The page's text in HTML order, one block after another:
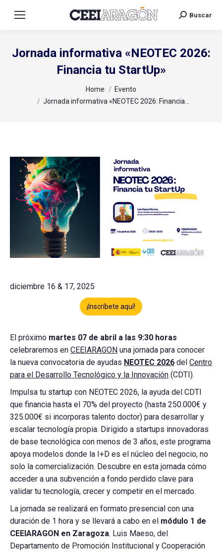
Search:
Buscar
Jornada informativa «NEOTEC 2026:
Financia tu StartUp»
Home
Evento
Jornada informativa «NEOTEC 2026: Financia…
diciembre 16 & 17, 2025
¡Inscríbete aquí!
El próximo martes 07 de abril a las 9:30 horas
celebraremos en CEEIARAGON una jornada para conocer
la nueva convocatoria de ayudas NEOTEC 2026 del Centro
para el Desarrollo Tecnológico y la Innovación (CDTI).
Impulsa tu startup con NEOTEC 2026, la ayuda del CDTI
que financia hasta el 70% del proyecto (hasta 250.000€ y
325.000€ si incorporas talento doctor) para desarrollar y
escalar tecnología propia. Dirigido a startups innovadoras
de base tecnológica con menos de 3 años, este programa
apoya modelos donde la I+D es el núcleo del negocio, no
solo la comercialización. Descubre en esta jornada cómo
acceder a una subvención a fondo perdido clave para
validar tu tecnología, crecer y competir en el mercado.
La jornada se realizará en formato presencial con una
duración de 1 hora y se llevará a cabo en el módulo 1 de
CEEIARAGON en Zaragoza. Luis Maeso, del
Departamento de Promoción Institucional y Cooperación